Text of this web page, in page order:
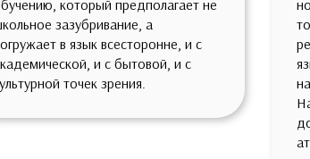
который предполагает не
зазубривание, а
в язык всесторонне, и с
и с бытовой, и с
точек зрения.